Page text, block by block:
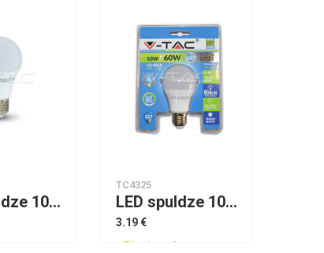
LED spuldze 10W A60 silta gaisma VTAC
TC4325
LED spuldze 10W E27 A60 silta gaisma VTAC
3.19 €
Pieejams!